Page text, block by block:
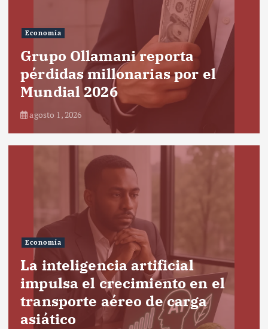
Economía
Grupo Ollamani reporta
pérdidas millonarias por el
Mundial 2026
agosto 1, 2026
Economía
La inteligencia artificial
impulsa el crecimiento en el
transporte aéreo de carga
asiático